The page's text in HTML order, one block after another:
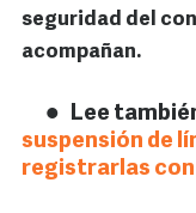
seguridad del
acompañan.
Lee
suspensión de
registrarlas con